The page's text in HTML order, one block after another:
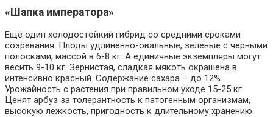
«Шапка императора»
Ещё один холодостойкий гибрид со средними сроками
созревания. Плоды удлинённо-овальные, зелёные с чёрными
полосками, массой в 6-8 кг. А единичные экземпляры могут
весить 9-10 кг. Зернистая, сладкая мякоть окрашена в
интенсивно красный. Содержание сахара – до 12%.
Урожайность с растения при правильном уходе 15-25 кг.
Ценят арбуз за толерантность к патогенным организмам,
высокую лёжкость, пригодность к длительному хранению.